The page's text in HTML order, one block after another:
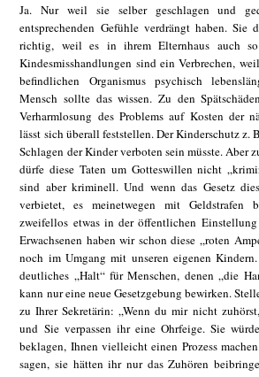
Ja. Nur weil sie selber geschlagen und
entsprechenden Gefühle verdrängt haben. Sie
richtig, weil es in ihrem Elternhaus auch
Kindesmisshandlungen sind ein Verbrechen,
befindlichen Organismus psychisch
Mensch sollte das wissen. Zu den
Verharmlosung des Problems auf Kosten der
lässt sich überall feststellen. Der Kinderschutz z.
Schlagen der Kinder verboten sein müsste. Aber
dürfe diese Taten um Gotteswillen nicht
sind aber kriminell. Und wenn das Gesetz
verbietet, es meinetwegen mit Geldstrafen
zweifellos etwas in der öffentlichen
Erwachsenen haben wir schon diese „roten
noch im Umgang mit unseren eigenen
deutliches „Halt“ für Menschen, denen „die
kann nur eine neue Gesetzgebung bewirken.
zu Ihrer Sekretärin: „Wenn du mir nicht
und Sie verpassen ihr eine Ohrfeige. Sie
beklagen, Ihnen vielleicht einen Prozess
sagen, sie hätten ihr nur das Zuhören